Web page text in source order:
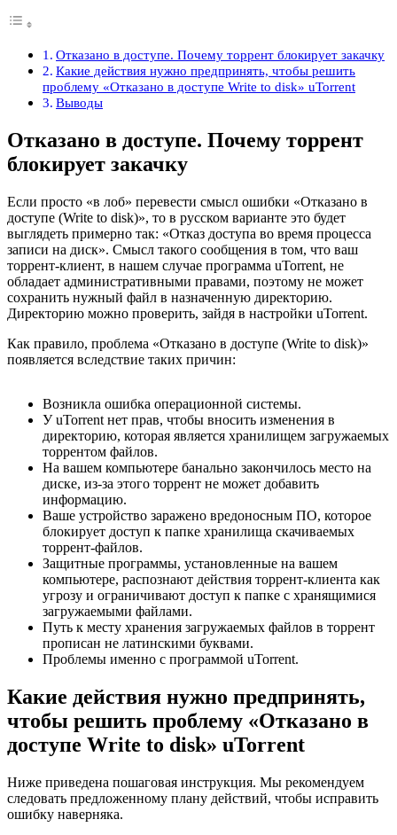
Отказано в доступе. Почему торрент блокирует закачку
Какие действия нужно предпринять, чтобы решить
проблему «Отказано в доступе Write to disk» uTorrent
Выводы
Отказано в доступе. Почему торрент
блокирует закачку
Если просто «в лоб» перевести смысл ошибки «Отказано в
доступе (Write to disk)», то в русском варианте это будет
выглядеть примерно так: «Отказ доступа во время процесса
записи на диск». Смысл такого сообщения в том, что ваш
торрент-клиент, в нашем случае программа uTorrent, не
обладает административными правами, поэтому не может
сохранить нужный файл в назначенную директорию.
Директорию можно проверить, зайдя в настройки uTorrent.
Как правило, проблема «Отказано в доступе (Write to disk)»
появляется вследствие таких причин:
Возникла ошибка операционной системы.
У uTorrent нет прав, чтобы вносить изменения в
директорию, которая является хранилищем загружаемых
торрентом файлов.
На вашем компьютере банально закончилось место на
диске, из-за этого торрент не может добавить
информацию.
Ваше устройство заражено вредоносным ПО, которое
блокирует доступ к папке хранилища скачиваемых
торрент-файлов.
Защитные программы, установленные на вашем
компьютере, распознают действия торрент-клиента как
угрозу и ограничивают доступ к папке с хранящимися
загружаемыми файлами.
Путь к месту хранения загружаемых файлов в торрент
прописан не латинскими буквами.
Проблемы именно с программой uTorrent.
Какие действия нужно предпринять,
чтобы решить проблему «Отказано в
доступе Write to disk» uTorrent
Ниже приведена пошаговая инструкция. Мы рекомендуем
следовать предложенному плану действий, чтобы исправить
ошибку наверняка.